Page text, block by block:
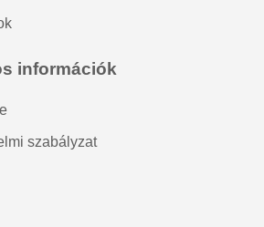
információk
szabályzat